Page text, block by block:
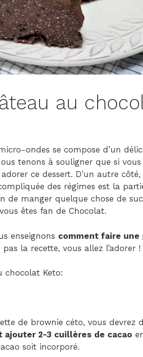
au
ondes se compose d’un
tenons à souligner que si
ce dessert. D’un autre
des régimes est la
de manger quelque chose de
êtes fan de Chocolat.
enseignons comment faire une
la recette, vous allez l’adorer !
chocolat Keto:
de brownie céto, vous devrez
2-3 cuillères de cacao
soit incorporé.